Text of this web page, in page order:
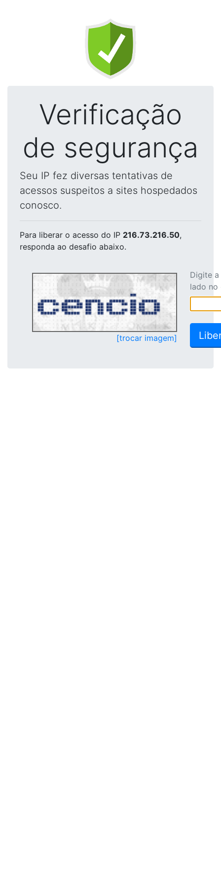
Verificação
de segurança
Seu IP fez diversas tentativas de
acessos suspeitos a sites hospedados
conosco.
Para liberar o acesso do IP 216.73.216.50,
responda ao desafio abaixo.
[trocar imagem]
Digite
lado no